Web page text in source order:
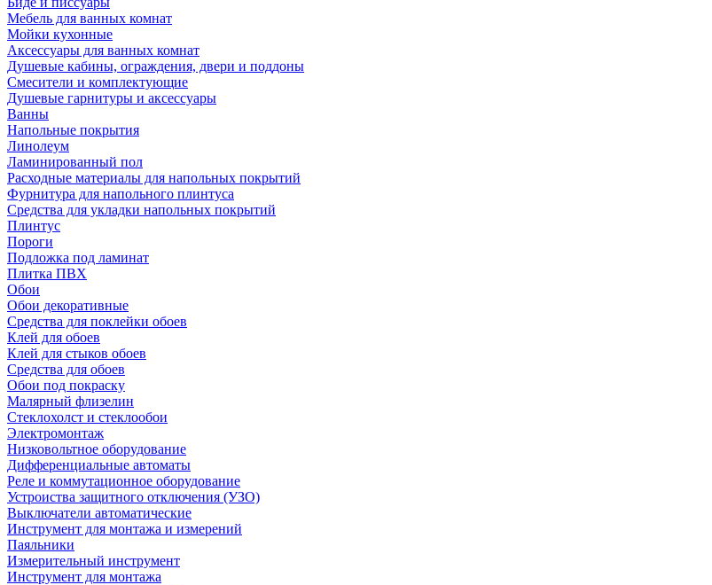
Мебель для ванных комнат
Мойки кухонные
Аксессуары для ванных комнат
Душевые кабины, ограждения, двери и поддоны
Смесители и комплектующие
Душевые гарнитуры и аксессуары
Ванны
Напольные покрытия
Линолеум
Ламинированный пол
Расходные материалы для напольных покрытий
Фурнитура для напольного плинтуса
Средства для укладки напольных покрытий
Плинтус
Пороги
Подложка под ламинат
Плитка ПВХ
Обои
Обои декоративные
Средства для поклейки обоев
Клей для обоев
Клей для стыков обоев
Средства для обоев
Обои под покраску
Малярный флизелин
Стеклохолст и стеклообои
Электромонтаж
Низковольтное оборудование
Дифференциальные автоматы
Реле и коммутационное оборудование
Устроиства защитного отключения (УЗО)
Выключатели автоматические
Инструмент для монтажа и измерений
Паяльники
Измерительный инструмент
Инструмент для монтажа